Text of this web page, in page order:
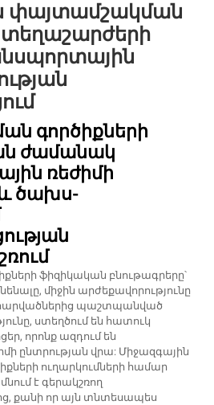
փայտամշակման
տեղաշարժերի
գործիքների
ժամանակ
ռեժիմի
և ծախս-
ֆիզիկական բնութագրերը՝
միջին արժեքավորությունը
հարվածներից պաշտպանված
ստեղծում են հատուկ
որոնք ազդում են
ընտրության վրա: Միջազգային
ուղարկումների համար
է գերակշռող
քանի որ այն տնտեսապես